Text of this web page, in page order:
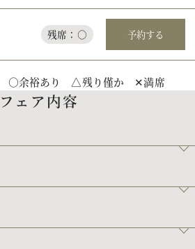
ーポリシー 運営会社情報
残席：○ 予約する
○余裕あり △残り僅か ✕満席
フェア内容